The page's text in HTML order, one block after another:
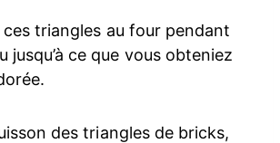
triangles au four pendant
jusqu’à ce que vous obteniez
des triangles de bricks,